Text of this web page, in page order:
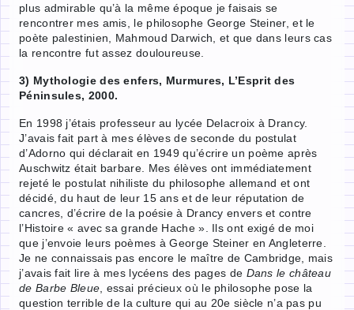
plus admirable qu’à la même époque je faisais se
rencontrer mes amis, le philosophe George Steiner, et le
poète palestinien, Mahmoud Darwich, et que dans leurs cas
la rencontre fut assez douloureuse.
3) Mythologie des enfers, Murmures, L’Esprit des
Péninsules, 2000.
En 1998 j’étais professeur au lycée Delacroix à Drancy.
J’avais fait part à mes élèves de seconde du postulat
d’Adorno qui déclarait en 1949 qu’écrire un poème après
Auschwitz était barbare. Mes élèves ont immédiatement
rejeté le postulat nihiliste du philosophe allemand et ont
décidé, du haut de leur 15 ans et de leur réputation de
cancres, d’écrire de la poésie à Drancy envers et contre
l’Histoire « avec sa grande Hache ». Ils ont exigé de moi
que j’envoie leurs poèmes à George Steiner en Angleterre.
Je ne connaissais pas encore le maître de Cambridge, mais
j’avais fait lire à mes lycéens des pages de Dans le château
de Barbe Bleue , essai précieux où le philosophe pose la
question terrible de la culture qui au 20e siècle n’a pas pu